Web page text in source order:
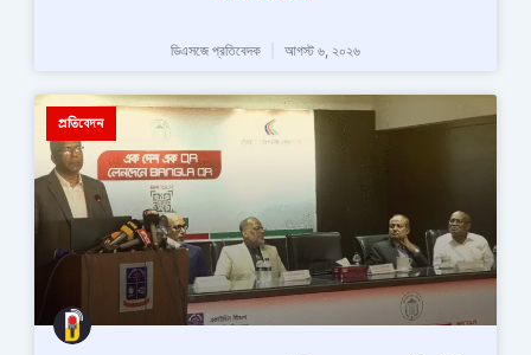
ডিএসজে প্রতিবেদক আগস্ট ৬, ২০২৬
প্রতিবেদন